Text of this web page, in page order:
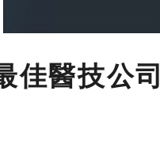
佳醫技公司